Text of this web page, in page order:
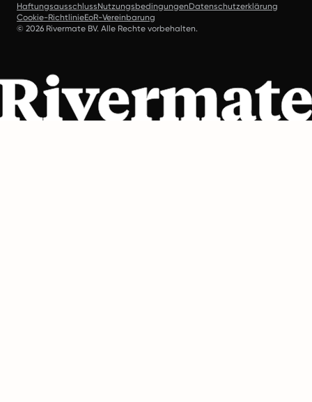
HaftungsausschlussNutzungsbedingungenDatenschutzerklärung
Cookie-RichtlinieEoR-Vereinbarung
© 2026 Rivermate BV. Alle Rechte vorbehalten.